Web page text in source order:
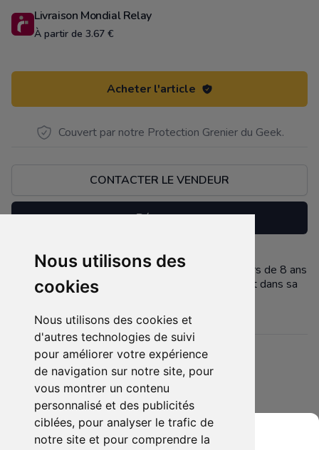
Nous utilisons des
cookies
Nous utilisons des cookies et
d'autres technologies de suivi
pour améliorer votre expérience
de navigation sur notre site, pour
vous montrer un contenu
personnalisé et des publicités
ciblées, pour analyser le trafic de
notre site et pour comprendre la
Livraison Mondial Relay
À partir de 3.67 €
Acheter l'article
Couvert par notre Protection Grenier du Geek.
CONTACTER LE VENDEUR
Réserver
Description
Time Bomb est un jeu de cartes pour 4 à 8 joueurs de 8 ans
et plus. Durée de la partie : 15 min. En parfait état dans sa
boite d'origine
Détails
Etat : 5 sur 5 étoiles
- Neuf
Membres intéressés : 0 x
Mis en ligne le :
14/03/2021
Tags :
cartes